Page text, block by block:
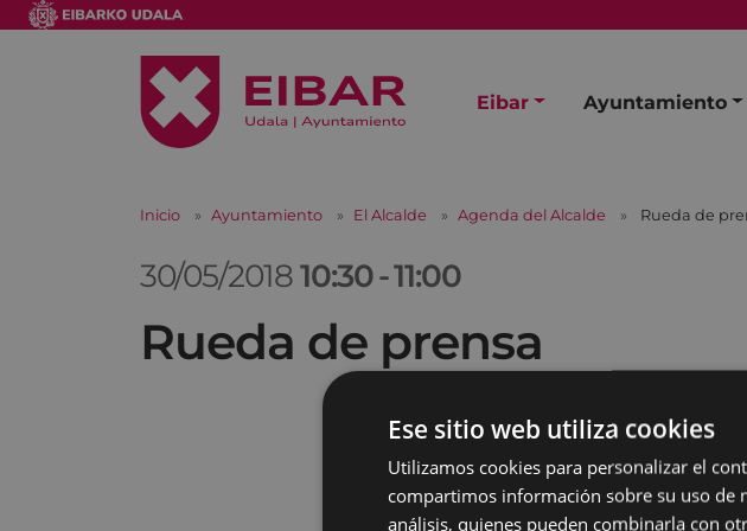
Eibar Ayuntamiento
Inicio Ayuntamiento El Alcalde Agenda del Alcalde Rueda de
30/05/201810:30-11:00
Rueda de prensa
Ese sitio web utiliza cookies
Utilizamos cookies para personalizar el
compartimos información sobre su uso de
análisis, quienes pueden combinarla con